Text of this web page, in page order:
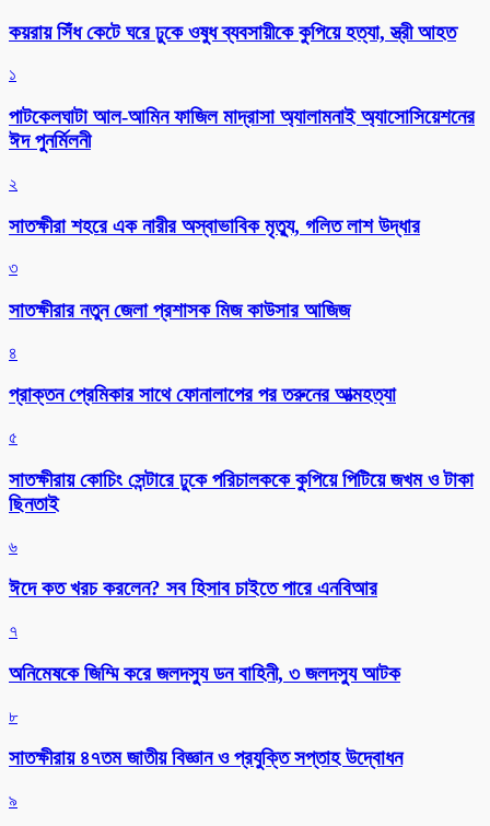
কয়রায় সিঁধ কেটে ঘরে ঢুকে ওষুধ ব্যবসায়ীকে কুপিয়ে হত্যা, স্ত্রী আহত
১
পাটকেলঘাটা আল-আমিন ফাজিল মাদ্রাসা অ্যালামনাই অ্যাসোসিয়েশনের
ঈদ পুনর্মিলনী
২
সাতক্ষীরা শহরে এক নারীর অস্বাভাবিক মৃত্যু, গলিত লাশ উদ্ধার
৩
সাতক্ষীরার নতুন জেলা প্রশাসক মিজ কাউসার আজিজ
৪
প্রাক্তন প্রেমিকার সাথে ফোনালাপের পর তরুনের আত্মহত্যা
৫
সাতক্ষীরায় কোচিং সেন্টারে ঢুকে পরিচালককে কুপিয়ে পিটিয়ে জখম ও টাকা
ছিনতাই
৬
ঈদে কত খরচ করলেন? সব হিসাব চাইতে পারে এনবিআর
৭
অনিমেষকে জিম্মি করে জলদস্যু ডন বাহিনী, ৩ জলদস্যু আটক
৮
সাতক্ষীরায় ৪৭তম জাতীয় বিজ্ঞান ও প্রযুক্তি সপ্তাহ উদ্বোধন
৯